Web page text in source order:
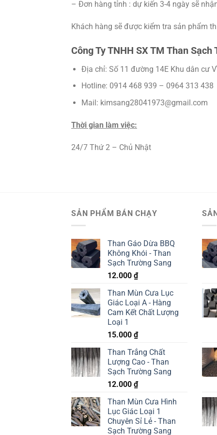
– Đơn hàng tỉnh : dự kiến 3-4 ngày sẽ
Khách hàng sẽ được kiểm tra sản phẩm
Công Ty TNHH SX TM Than Sạch
Địa chỉ: Số 11 đường 14E Khu dân cư
Hotline: 0914 468 939 – 0964 313 438
Mail: kimsang28041973@gmail.com
Thời gian làm việc:
24/7 Thứ 2 – Chủ Nhật
SẢN PHẨM BÁN CHẠY
Than Gáo Dừa BBQ
Không Khói - Than
Sạch Trường Sang
12.000 ₫
Than Mùn Cưa Lục
Giác Loại A - Hàng
Cam Kết Chất Lượng
Loại 1
15.000 ₫
Than Trắng Chất
Lượng Cao - Than
Sạch Trường Sang
12.000 ₫
Than Mùn Cưa Hình
Lục Giác Loại 1
Chuyên Sỉ Lẻ - Than
Sạch Trường Sang